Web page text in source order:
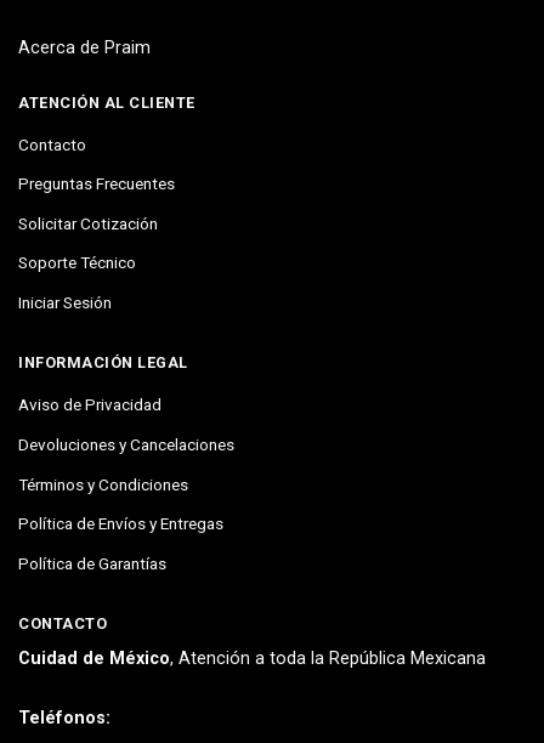
Acerca de Praim
ATENCIÓN AL CLIENTE
Contacto
Preguntas Frecuentes
Solicitar Cotización
Soporte Técnico
Iniciar Sesión
INFORMACIÓN LEGAL
Aviso de Privacidad
Devoluciones y Cancelaciones
Términos y Condiciones
Política de Envíos y Entregas
Política de Garantías
CONTACTO
Cuidad de México, Atención a toda la República Mexicana
Teléfonos: